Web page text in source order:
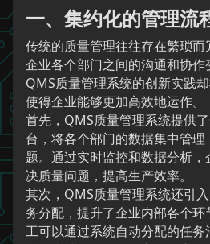
一、集约化的管理流
传统的质量管理往往存在繁琐
企业各个部门之间的沟通和协
QMS质量管理系统的创新实践
使得企业能够更加高效地运作。
首先，QMS质量管理系统提供
台，将各个部门的数据集中管
题。通过实时监控和数据分析
决质量问题，提高生产效率。
其次，QMS质量管理系统还引
务分配，提升了企业内部各个
工可以通过系统自动分配的任